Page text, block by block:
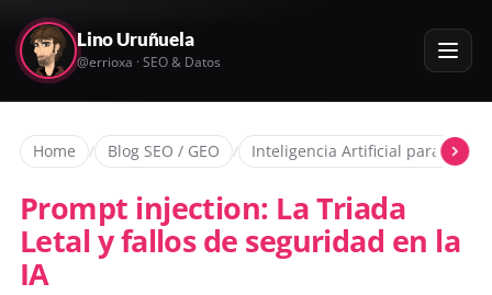
Lino Uruñuela
@errioxa · SEO & Datos
Home / Blog SEO / GEO / Inteligencia Artificial para SEOs
Prompt injection: La Triada
Letal y fallos de seguridad en la
IA